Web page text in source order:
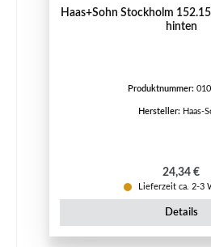
Haas+Sohn Stockholm
hinten
Produktnummer:
Hersteller: Haas-
Regulärer
24,34 €
Lieferzeit ca. 2-3
Details